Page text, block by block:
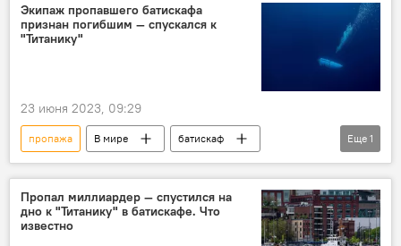
Экипаж пропавшего батискафа
признан погибшим — спускался к
"Титанику"
23 июня 2023, 09:29
пропажа В мире
батискаф
Титаник
Еще 1
Пропал миллиардер — спустился на
дно к "Титанику" в батискафе. Что
известно